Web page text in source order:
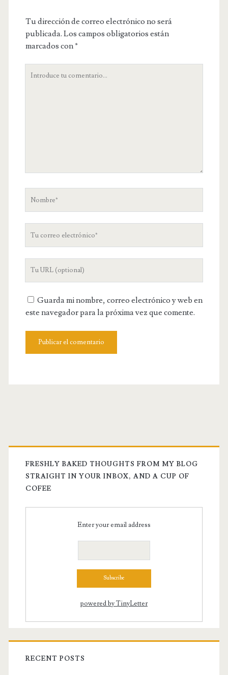
Tu dirección de correo electrónico no será
publicada. Los campos obligatorios están
marcados con*
webGuarda mi nombre, correo electrónico y web en
este navegador para la próxima vez que comente.
FRESHLY BAKED THOUGHTS FROM MY BLOG
STRAIGHT IN YOUR INBOX, AND A CUP OF
COFEE
Enter your email address
powered by TinyLetter
RECENT POSTS